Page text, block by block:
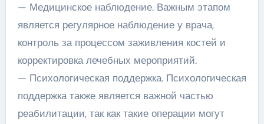
— Медицинское наблюдение. Важным этапом
является регулярное наблюдение у врача,
контроль за процессом заживления костей и
корректировка лечебных мероприятий.
— Психологическая поддержка. Психологическая
поддержка также является важной частью
реабилитации, так как такие операции могут